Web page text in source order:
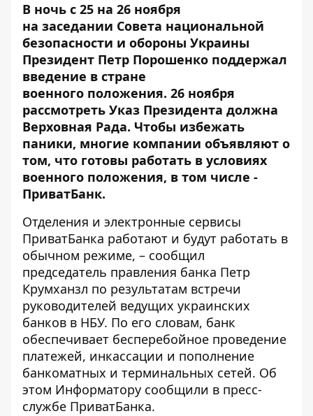
В ночь с 25 на 26 ноября
на заседании Совета национальной
безопасности и обороны Украины
Президент Петр Порошенко поддержал
введение в стране
военного положения. 26 ноября
рассмотреть Указ Президента должна
Верховная Рада. Чтобы избежать
паники, многие компании объявляют о
том, что готовы работать в условиях
военного положения, в том числе -
ПриватБанк.
Отделения и электронные сервисы
ПриватБанка работают и будут работать в
обычном режиме, – сообщил
председатель правления банка Петр
Крумханзл по результатам встречи
руководителей ведущих украинских
банков в НБУ. По его словам, банк
обеспечивает бесперебойное проведение
платежей, инкассации и пополнение
банкоматных и терминальных сетей. Об
этом Информатору сообщили в пресс-
службе ПриватБанка.